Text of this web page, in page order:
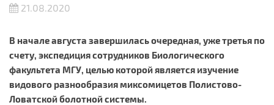
21.08.2020
В начале августа завершилась очередная, уже третья по
счету, экспедиция сотрудников Биологического
факультета МГУ, целью которой является изучение
видового разнообразия миксомицетов Полистово-
Ловатской болотной системы.